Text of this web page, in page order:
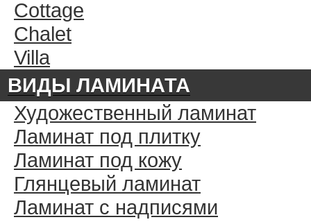
Cottage
Chalet
Villa
ВИДЫ ЛАМИНАТА
Художественный ламинат
Ламинат под плитку
Ламинат под кожу
Глянцевый ламинат
Ламинат с надписями